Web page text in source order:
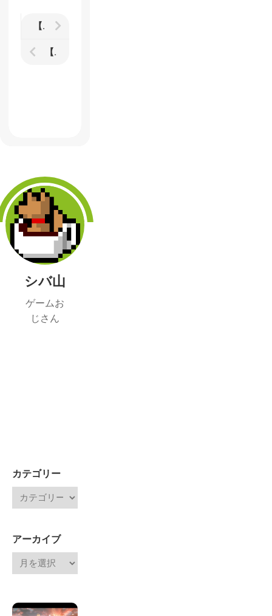
【ACE COMBAT INFINITY】ティザートレイラー第3弾はCOOPモードのプレイムービーが中心
【Black Annex】かわいくて黒い企業スパイRTSがSteam Greenlightを通過
シバ山
ゲームお
じさん
カテゴリー
アーカイブ